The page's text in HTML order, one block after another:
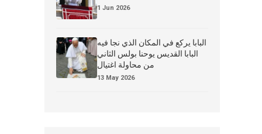
1 Jun 2026
البابا يركع في المكان الذي نجا فيه
البابا القديس يوحنا بولس الثاني
من محاولة اغتيال
13 May 2026